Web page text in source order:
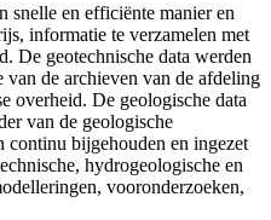
snelle en efficiënte manier en
informatie te verzamelen met
De geotechnische data werden
de archieven van de afdeling
overheid. De geologische data
van de geologische
continu bijgehouden en ingezet
hydrogeologische en
vooronderzoeken,